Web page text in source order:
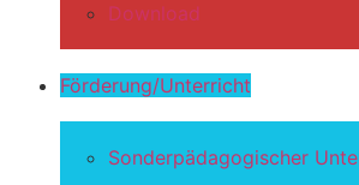
Download
Förderung/Unterricht
Sonderpädagogischer